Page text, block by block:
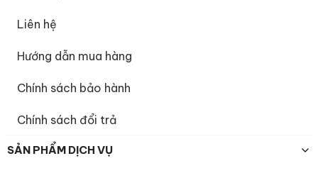
Liên hệ
Hướng dẫn mua hàng
Chính sách bảo hành
Chính sách đổi trả
SẢN PHẨM DỊCH VỤ